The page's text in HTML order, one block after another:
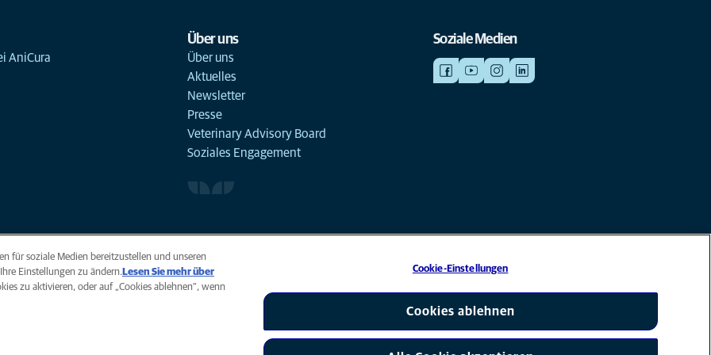
AniCura
Über uns
Über uns
Aktuelles
Newsletter
Presse
Veterinary Advisory Board
Soziales Engagement
Soziale Medien
AniCura ist eine Tochtergesellschaft von Mars, Inc © 2026
für soziale Medien bereitzustellen und unseren
Einstellungen zu ändern. Lesen Sie mehr über
zu aktivieren, oder auf „Cookies ablehnen“, wenn
Cookie-Einstellungen
Cookies ablehnen